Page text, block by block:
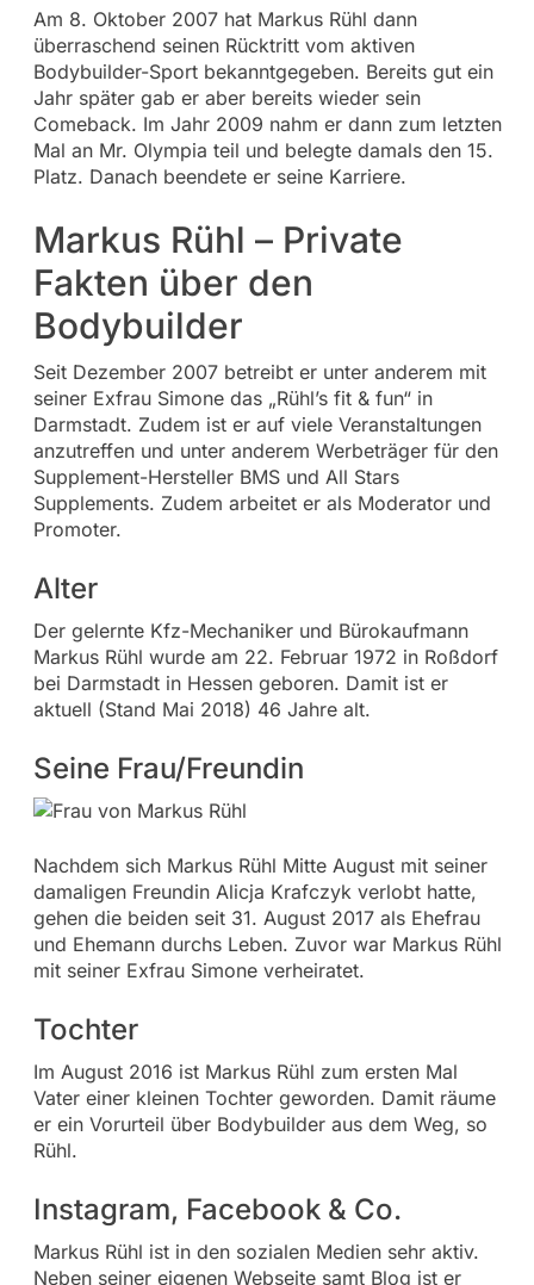
Am 8. Oktober 2007 hat Markus Rühl dann
überraschend seinen Rücktritt vom aktiven
Bodybuilder-Sport bekanntgegeben. Bereits gut ein
Jahr später gab er aber bereits wieder sein
Comeback. Im Jahr 2009 nahm er dann zum letzten
Mal an Mr. Olympia teil und belegte damals den 15.
Platz. Danach beendete er seine Karriere.
Markus Rühl – Private
Fakten über den
Bodybuilder
Seit Dezember 2007 betreibt er unter anderem mit
seiner Exfrau Simone das „Rühl’s fit & fun“ in
Darmstadt. Zudem ist er auf viele Veranstaltungen
anzutreffen und unter anderem Werbeträger für den
Supplement-Hersteller BMS und All Stars
Supplements. Zudem arbeitet er als Moderator und
Promoter.
Alter
Der gelernte Kfz-Mechaniker und Bürokaufmann
Markus Rühl wurde am 22. Februar 1972 in Roßdorf
bei Darmstadt in Hessen geboren. Damit ist er
aktuell (Stand Mai 2018) 46 Jahre alt.
Seine Frau/Freundin
Nachdem sich Markus Rühl Mitte August mit seiner
damaligen Freundin Alicja Krafczyk verlobt hatte,
gehen die beiden seit 31. August 2017 als Ehefrau
und Ehemann durchs Leben. Zuvor war Markus Rühl
mit seiner Exfrau Simone verheiratet.
Tochter
Im August 2016 ist Markus Rühl zum ersten Mal
Vater einer kleinen Tochter geworden. Damit räume
er ein Vorurteil über Bodybuilder aus dem Weg, so
Rühl.
Instagram, Facebook & Co.
Markus Rühl ist in den sozialen Medien sehr aktiv.
Neben seiner eigenen Webseite samt Blog ist er